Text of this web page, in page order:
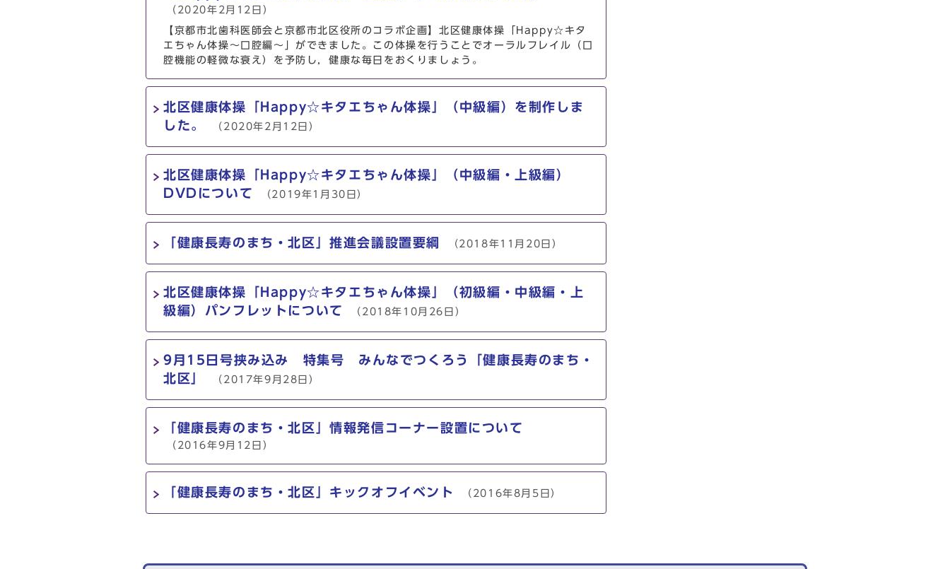
（2020年2月12日）
【京都市北歯科医師会と京都市北区役所のコラボ企画】北区健康体操「Happy☆キタ
エちゃん体操～口腔編～」ができました。この体操を行うことでオーラルフレイル（口
腔機能の軽微な衰え）を予防し，健康な毎日をおくりましょう。
北区健康体操「Happy☆キタエちゃん体操」（中級編）を制作しま
した。
（2020年2月12日）
北区健康体操「Happy☆キタエちゃん体操」（中級編・上級編）
DVDについて
（2019年1月30日）
「健康長寿のまち・北区」推進会議設置要綱 （2018年11月20日）
北区健康体操「Happy☆キタエちゃん体操」（初級編・中級編・上
級編）パンフレットについて
（2018年10月26日）
9月15日号挟み込み 特集号 みんなでつくろう「健康長寿のまち・
北区」
（2017年9月28日）
「健康長寿のまち・北区」情報発信コーナー設置について
（2016年9月12日）
「健康長寿のまち・北区」キックオフイベント （2016年8月5日）